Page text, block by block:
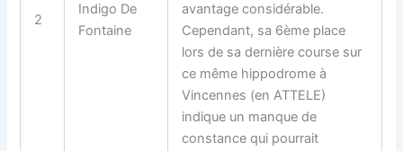
2
Indigo De
Fontaine
avantage considérable.
Cependant, sa 6ème place
lors de sa dernière course sur
ce même hippodrome à
Vincennes (en ATTELE)
indique un manque de
constance qui pourrait